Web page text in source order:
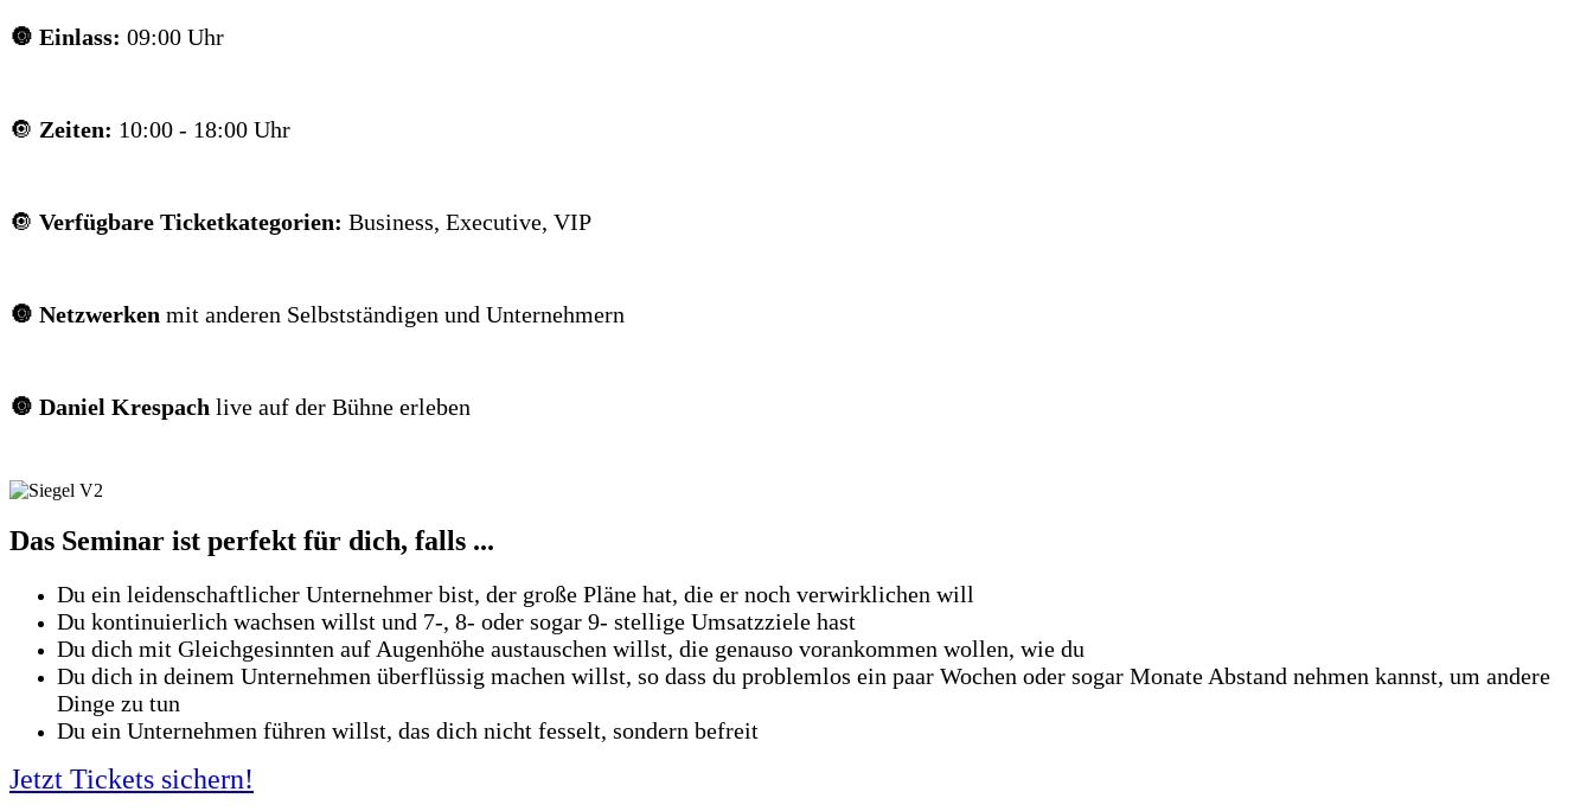
🔘 Einlass: 09:00 Uhr
🔘 Zeiten: 10:00 - 18:00 Uhr
🔘 Verfügbare Ticketkategorien: Business, Executive, VIP
🔘 Netzwerken mit anderen Selbstständigen und Unternehmern
🔘 Daniel Krespach live auf der Bühne erleben
Das Seminar ist perfekt für dich, falls ...
Du ein leidenschaftlicher Unternehmer bist, der große Pläne hat, die er noch verwirklichen will
Du kontinuierlich wachsen willst und 7-, 8- oder sogar 9- stellige Umsatzziele hast
Du dich mit Gleichgesinnten auf Augenhöhe austauschen willst, die genauso vorankommen wollen, wie du
Du dich in deinem Unternehmen überflüssig machen willst, so dass du problemlos ein paar Wochen oder sogar Monate Abstand nehmen kannst, um andere
Dinge zu tun
Du ein Unternehmen führen willst, das dich nicht fesselt, sondern befreit
Jetzt Tickets sichern!